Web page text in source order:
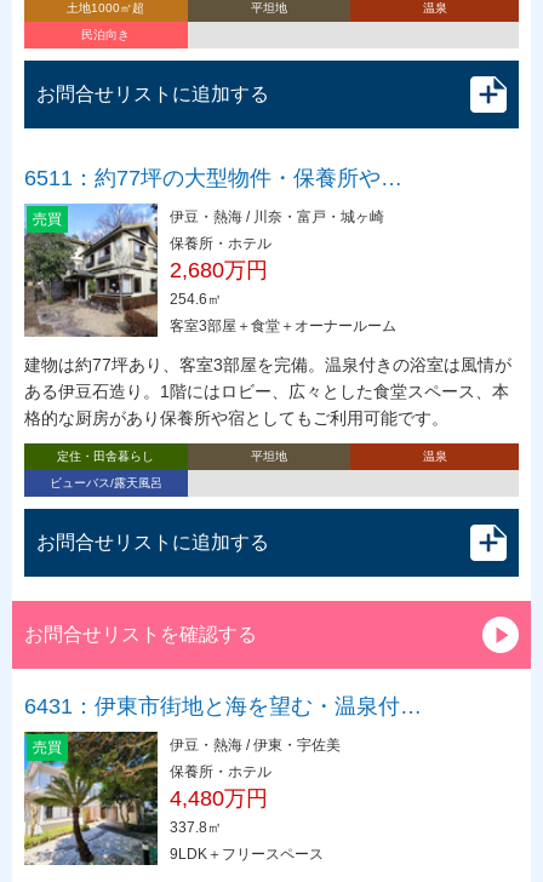
土地1000㎡超 平坦地
温泉
民泊向き
お問合せリストに追加する
6511：約77坪の大型物件・保養所や…
売買
伊豆・熱海 / 川奈・富戸・城ヶ崎
保養所・ホテル
2,680万円
254.6㎡
客室3部屋＋食堂＋オーナールーム
建物は約77坪あり、客室3部屋を完備。温泉付きの浴室は風情が
ある伊豆石造り。1階にはロビー、広々とした食堂スペース、本
格的な厨房があり保養所や宿としてもご利用可能です。
定住・田舎暮らし 平坦地
温泉
ビューバス/露天風呂
お問合せリストに追加する
お問合せリストを確認する
6431：伊東市街地と海を望む・温泉付…
売買
伊豆・熱海 / 伊東・宇佐美
保養所・ホテル
4,480万円
337.8㎡
9LDK＋フリースペース